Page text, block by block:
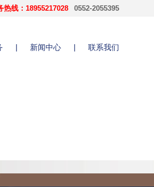
热线：18955217028 0552-2055395
新闻中心 联系我们